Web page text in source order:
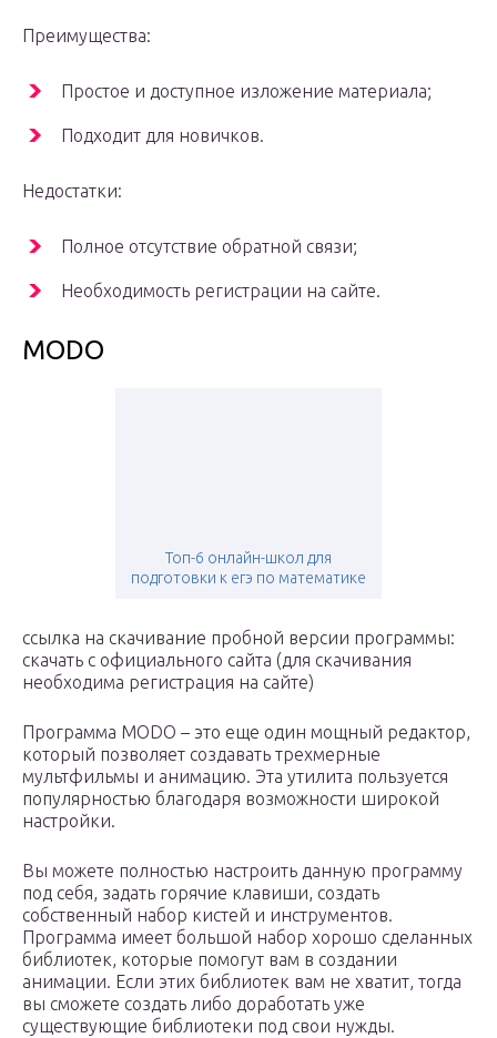
Преимущества:
Простое и доступное изложение материала;
Подходит для новичков.
Недостатки:
Полное отсутствие обратной связи;
Необходимость регистрации на сайте.
MODO
Топ-6 онлайн-школ для
подготовки к егэ по математике
ссылка на скачивание пробной версии программы:
скачать с официального сайта (для скачивания
необходима регистрация на сайте)
Программа MODO – это еще один мощный редактор,
который позволяет создавать трехмерные
мультфильмы и анимацию. Эта утилита пользуется
популярностью благодаря возможности широкой
настройки.
Вы можете полностью настроить данную программу
под себя, задать горячие клавиши, создать
собственный набор кистей и инструментов.
Программа имеет большой набор хорошо сделанных
библиотек, которые помогут вам в создании
анимации. Если этих библиотек вам не хватит, тогда
вы сможете создать либо доработать уже
существующие библиотеки под свои нужды.